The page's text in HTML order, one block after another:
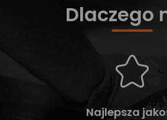
Dlaczego
Najlepsza